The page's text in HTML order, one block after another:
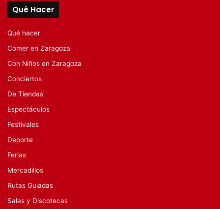
Qué Hacer
Qué hacer
Comer en Zaragoza
Con Niños en Zaragoza
Conciertos
De Tiendas
Espectáculos
Festivales
Deporte
Ferias
Mercadillos
Rutas Guiadas
Salas y Discotecas